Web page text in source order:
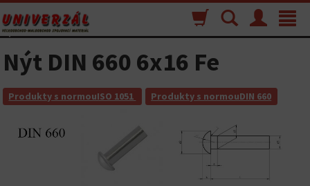
Toggle
Menu
Vyhľadávanie
Nákupný
košík
Nýt DIN 660 6x16 Fe
Produkty s normouISO 1051 Produkty s normouDIN 660